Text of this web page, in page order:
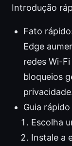
Introdução
Fato
Edge
redes Wi-
bloqueios
Guia
Escolha
Instale a